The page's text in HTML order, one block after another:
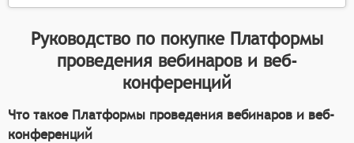
Руководство по покупке Платформы
проведения вебинаров и веб-
конференций
Что такое Платформы проведения вебинаров и веб-
конференций